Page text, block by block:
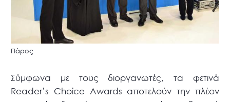
Πάρος
Σύμφωνα με τους διοργανωτές, τα φετινά
Reader’s Choice Awards αποτελούν την πλέον